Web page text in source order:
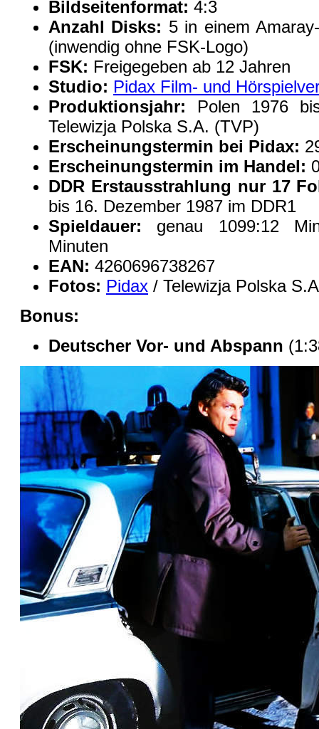
Bildseitenformat: 4:3
Anzahl Disks: 5 in einem
(inwendig ohne FSK-Logo)
FSK: Freigegeben ab 12 Jahren
Studio: Pidax Film- und
Produktionsjahr: Polen 1976
Telewizja Polska S.A. (TVP)
Erscheinungstermin bei Pidax:
Erscheinungstermin im Handel:
DDR Erstausstrahlung nur 17
bis 16. Dezember 1987 im DDR1
Spieldauer: genau 1099:12
Minuten
EAN: 4260696738267
Fotos: Pidax / Telewizja Polska
Bonus:
Deutscher Vor- und Abspann